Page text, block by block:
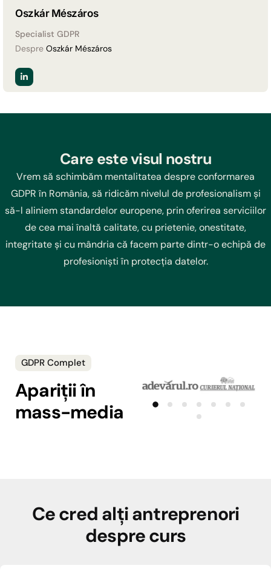
Oszkár Mészáros
Specialist GDPR
Despre Oszkár Mészáros
Care este visul nostru
Vrem să schimbăm mentalitatea despre conformarea
GDPR în România, să ridicăm nivelul de profesionalism și
să-l aliniem standardelor europene, prin oferirea serviciilor
de cea mai înaltă calitate, cu prietenie, onestitate,
integritate și cu mândria că facem parte dintr-o echipă de
profesioniști în protecția datelor.
GDPR Complet
Apariții în
mass-media
Ce cred alți antreprenori
despre curs